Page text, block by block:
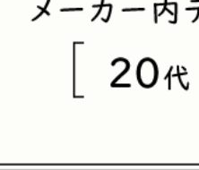
平
平
平
令